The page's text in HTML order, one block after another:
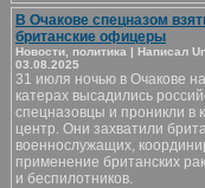
В Очакове спецназом
британские офицеры
Новости, политика | Написал
03.08.2025
31 июля ночью в Очакове
катерах высадились
спецназовцы и проникли в
центр. Они захватили
военнослужащих,
применение британских
и беспилотников.